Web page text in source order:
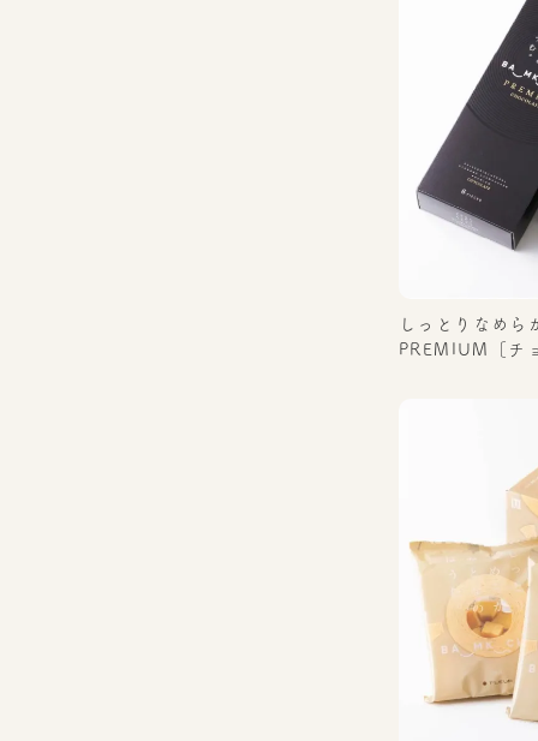
しっとりなめら
PREMIUM［チ